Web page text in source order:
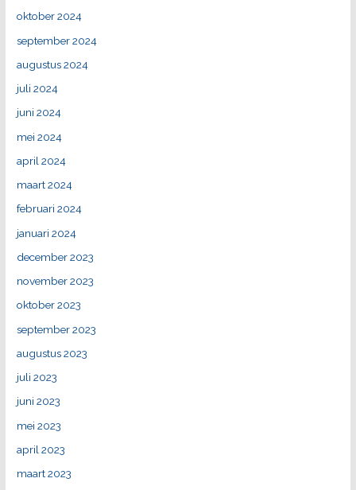
oktober 2024
september 2024
augustus 2024
juli 2024
juni 2024
mei 2024
april 2024
maart 2024
februari 2024
januari 2024
december 2023
november 2023
oktober 2023
september 2023
augustus 2023
juli 2023
juni 2023
mei 2023
april 2023
maart 2023